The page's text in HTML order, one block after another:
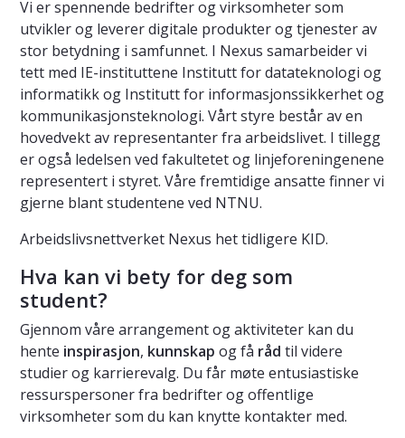
Vi er spennende bedrifter og virksomheter som
utvikler og leverer digitale produkter og tjenester av
stor betydning i samfunnet. I Nexus samarbeider vi
tett med IE-instituttene Institutt for datateknologi og
informatikk og Institutt for informasjonssikkerhet og
kommunikasjonsteknologi. Vårt styre består av en
hovedvekt av representanter fra arbeidslivet. I tillegg
er også ledelsen ved fakultetet og linjeforeningenene
representert i styret. Våre fremtidige ansatte finner vi
gjerne blant studentene ved NTNU.
Arbeidslivsnettverket Nexus het tidligere KID.
Hva kan vi bety for deg som
student?
Gjennom våre arrangement og aktiviteter kan du
hente inspirasjon, kunnskap og få råd til videre
studier og karrierevalg. Du får møte entusiastiske
ressurspersoner fra bedrifter og offentlige
virksomheter som du kan knytte kontakter med.